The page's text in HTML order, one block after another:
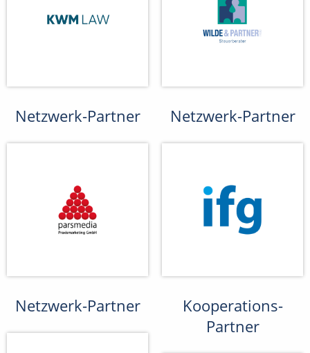
Netzwerk-Partner Netzwerk-Partner
Netzwerk-Partner
Kooperations-
Partner